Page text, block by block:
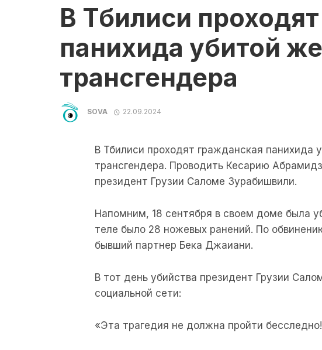
В Тбилиси
панихида убитой
трансгендера
SOVA 22.09.2024
В Тбилиси проходят гражданская панихида
трансгендера. Проводить Кесарию
президент Грузии Саломе Зурабишвили.
Напомним, 18 сентября в своем доме была
теле было 28 ножевых ранений. По
бывший партнер Бека Джаиани.
В тот день убийства президент Грузии
социальной сети:
«Эта трагедия не должна пройти